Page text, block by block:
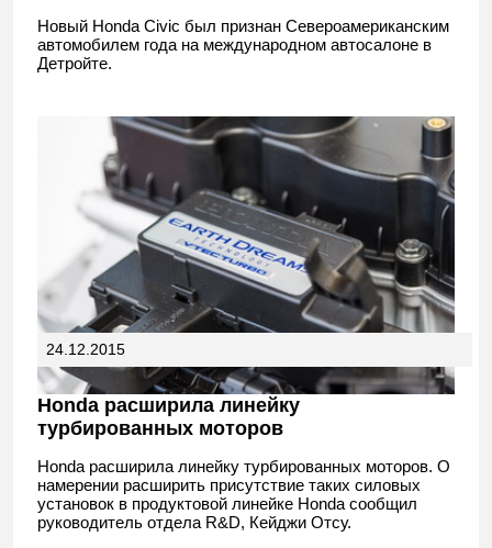
Новый Honda Civic был признан Североамериканским
автомобилем года на международном автосалоне в
Детройте.
24.12.2015
Honda расширила линейку
турбированных моторов
Honda расширила линейку турбированных моторов. О
намерении расширить присутствие таких силовых
установок в продуктовой линейке Honda сообщил
руководитель отдела R&D, Кейджи Отсу.